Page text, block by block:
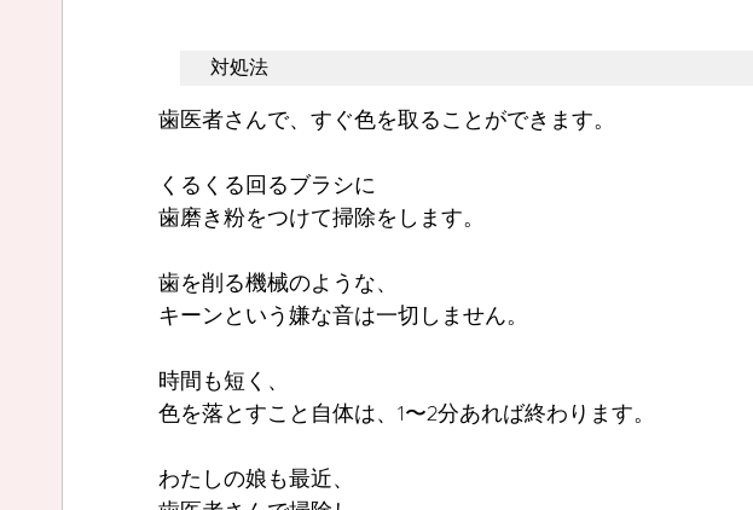
対処法
歯医者さんで、すぐ色を取ることができます。
くるくる回るブラシに
歯磨き粉をつけて掃除をします。
歯を削る機械のような、
キーンという嫌な音は一切しません。
時間も短く、
色を落とすこと自体は、1〜2分あれば終わります。
わたしの娘も最近、